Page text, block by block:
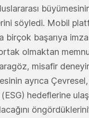
büyümesinin
söyledi. Mobil
birçok başarıya
olmaktan
misafir
ayrıca
hedeflerine